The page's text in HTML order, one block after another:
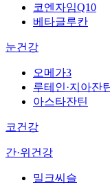
코엔자임Q10
베타글루칸
눈건강
오메가3
루테인·지아잔
아스타잔틴
코건강
간·위건강
밀크씨슬